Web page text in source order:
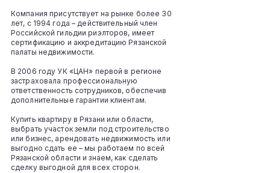
Компания присутствует на рынке более 30
лет, с 1994 года – действительный член
Российской гильдии риэлторов, имеет
сертификацию и аккредитацию Рязанской
палаты недвижимости.
В 2006 году УК «ЦАН» первой в регионе
застраховала профессиональную
ответственность сотрудников, обеспечив
дополнительные гарантии клиентам.
Купить квартиру в Рязани или области,
выбрать участок земли под строительство
или бизнес, арендовать недвижимость или
выгодно сдать ее – мы работаем по всей
Рязанской области и знаем, как сделать
сделку выгодной для всех сторон.